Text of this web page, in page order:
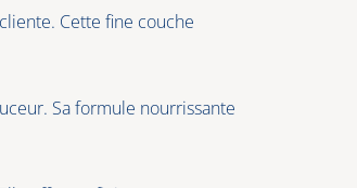
Cette fine couche
Sa formule nourrissante